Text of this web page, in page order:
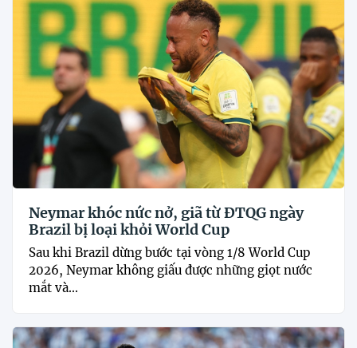
Neymar khóc nức nở, giã từ ĐTQG ngày
Brazil bị loại khỏi World Cup
Sau khi Brazil dừng bước tại vòng 1/8 World Cup
2026, Neymar không giấu được những giọt nước
mắt và...